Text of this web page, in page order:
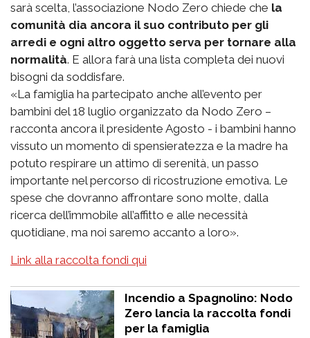
sarà scelta, l’associazione Nodo Zero chiede che la
comunità dia ancora il suo contributo per gli
arredi e ogni altro oggetto serva per tornare alla
normalità. E allora farà una lista completa dei nuovi
bisogni da soddisfare.
«La famiglia ha partecipato anche all’evento per
bambini del 18 luglio organizzato da Nodo Zero –
racconta ancora il presidente Agosto - i bambini hanno
vissuto un momento di spensieratezza e la madre ha
potuto respirare un attimo di serenità, un passo
importante nel percorso di ricostruzione emotiva. Le
spese che dovranno affrontare sono molte, dalla
ricerca dell’immobile all’affitto e alle necessità
quotidiane, ma noi saremo accanto a loro».
Link alla raccolta fondi qui
Incendio a Spagnolino: Nodo
Zero lancia la raccolta fondi
per la famiglia